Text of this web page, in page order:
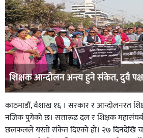
शिक्षक आन्दोलन अन्त्य हुने संकेत, दुवै
काठमाडाैं, वैशाख १६ । सरकार र आन्दोलनरत
नजिक पुगेको छ। सत्तारूढ दल र शिक्षक
छलफलले यस्तो संकेत दिएको हो। २७ दिनदेखि